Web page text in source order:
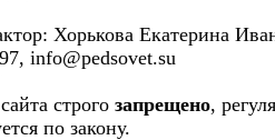
Хорькова Екатерина
info@pedsovet.su
строго запрещено,
по закону.